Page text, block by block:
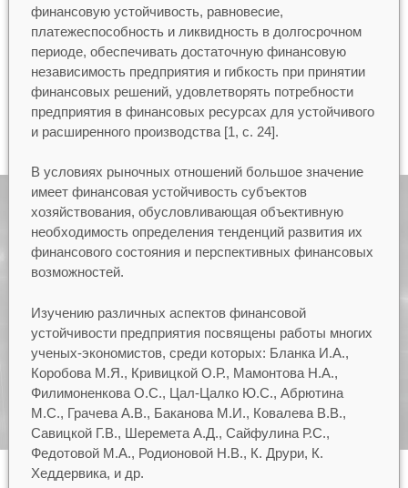
финансовую устойчивость, равновесие,
платежеспособность и ликвидность в долгосрочном
периоде, обеспечивать достаточную финансовую
независимость предприятия и гибкость при принятии
финансовых решений, удовлетворять потребности
предприятия в финансовых ресурсах для устойчивого
и расширенного производства [1, с. 24].
В условиях рыночных отношений большое значение
имеет финансовая устойчивость субъектов
хозяйствования, обусловливающая объективную
необходимость определения тенденций развития их
финансового состояния и перспективных финансовых
возможностей.
Изучению различных аспектов финансовой
устойчивости предприятия посвящены работы многих
ученых-экономистов, среди которых: Бланка И.А.,
Коробова М.Я., Кривицкой О.Р., Мамонтова Н.А.,
Филимоненкова О.С., Цал-Цалко Ю.С., Абрютина
М.С., Грачева А.В., Баканова М.И., Ковалева В.В.,
Савицкой Г.В., Шеремета А.Д., Сайфулина Р.С.,
Федотовой М.А., Родионовой Н.В., К. Друри, К.
Хеддервика, и др.